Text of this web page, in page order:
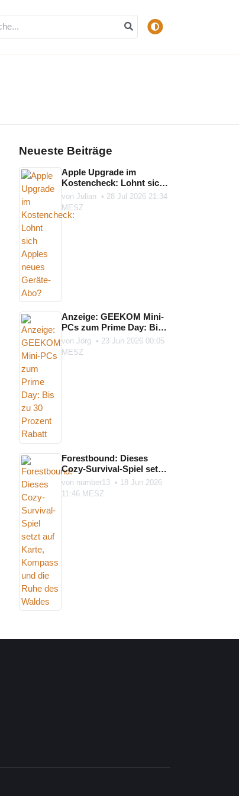
Neueste Beiträge
Apple Upgrade im
Kostencheck: Lohnt sich
Apples neues Geräte-
Abo?
von Julian • 28 Jul 2026 21:34
MESZ
Anzeige: GEEKOM Mini-
PCs zum Prime Day: Bis
zu 30 Prozent Rabatt
von Jörg • 23 Jun 2026 00:05
MESZ
Forestbound: Dieses
Cozy-Survival-Spiel setzt
auf Karte, Kompass und
die ...
von number13 • 18 Jun 2026
11:46 MESZ